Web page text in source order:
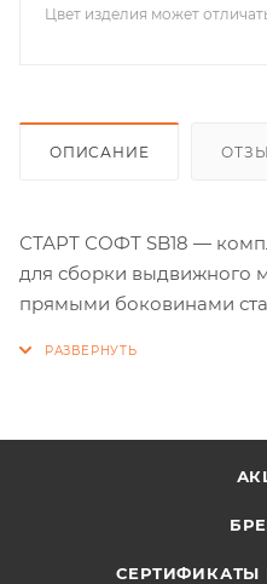
Цвет изделия может
ОПИСАНИЕ
СТАРТ СОФТ SB18 —
для сборки выдвижного
прямыми боковинами
Выдвижные мебельные
который продолжает